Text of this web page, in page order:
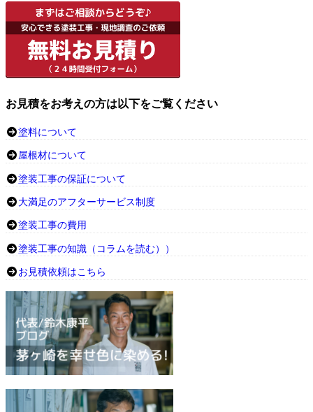
お見積をお考えの方は以下をご覧ください
塗料について
屋根材について
塗装工事の保証について
大満足のアフターサービス制度
塗装工事の費用
塗装工事の知識（コラムを読む））
お見積依頼はこちら